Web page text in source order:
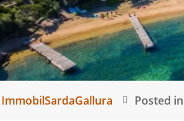
ImmobilSardaGallura Posted in